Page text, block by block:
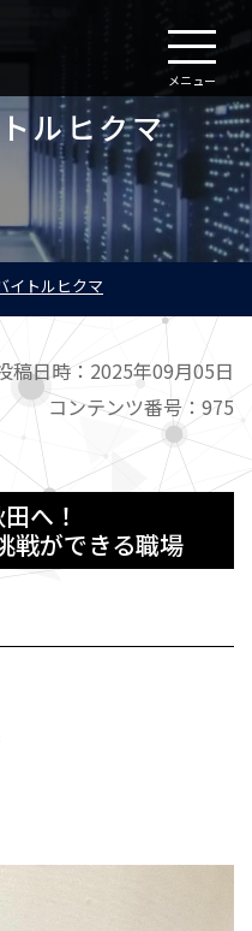
メニュー
ルヒクマ
イトルヒクマ
稿日時：2025年09月05日
コンテンツ番号：975
へ！
戦ができる職場